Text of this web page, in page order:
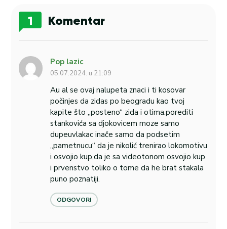
1 Komentar
Pop lazic
05.07.2024. u 21:09
Au al se ovaj nalupeta znaci i ti kosovar
počinjes da zidas po beogradu kao tvoj
kapite što „posteno“ zida i otima.porediti
stankovića sa djokovicem moze samo
dupeuvlakac inače samo da podsetim
„pametnucu“ da je nikolić trenirao lokomotivu
i osvojio kup,da je sa videotonom osvojio kup
i prvenstvo toliko o tome da he brat stakala
puno poznatiji.
ODGOVORI